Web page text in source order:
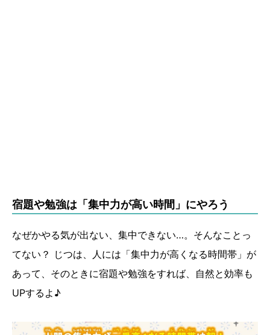
宿題や勉強は「集中力が高い時間」にやろう
なぜかやる気が出ない、集中できない…。そんなことっ
てない？ じつは、人には「集中力が高くなる時間帯」が
あって、そのときに宿題や勉強をすれば、自然と効率も
UPするよ♪